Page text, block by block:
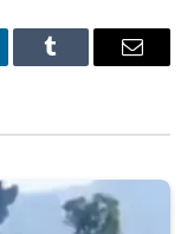
Tumblr Email